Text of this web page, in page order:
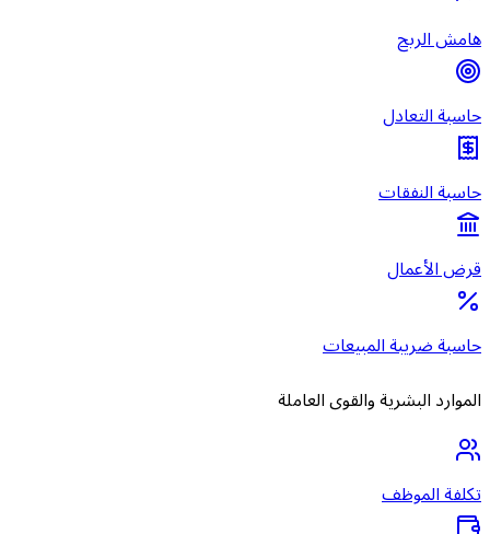
هامش الربح
حاسبة التعادل
حاسبة النفقات
قرض الأعمال
حاسبة ضريبة المبيعات
الموارد البشرية والقوى العاملة
تكلفة الموظف